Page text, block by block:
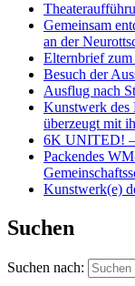
Gemeinsam
an der
Elternbrief zum
Besuch der
Ausflug nach
Kunstwerk des
überzeugt mit
6K UNITED! –
Packendes
Kunstwerk(e)
Suchen
Suchen nach: